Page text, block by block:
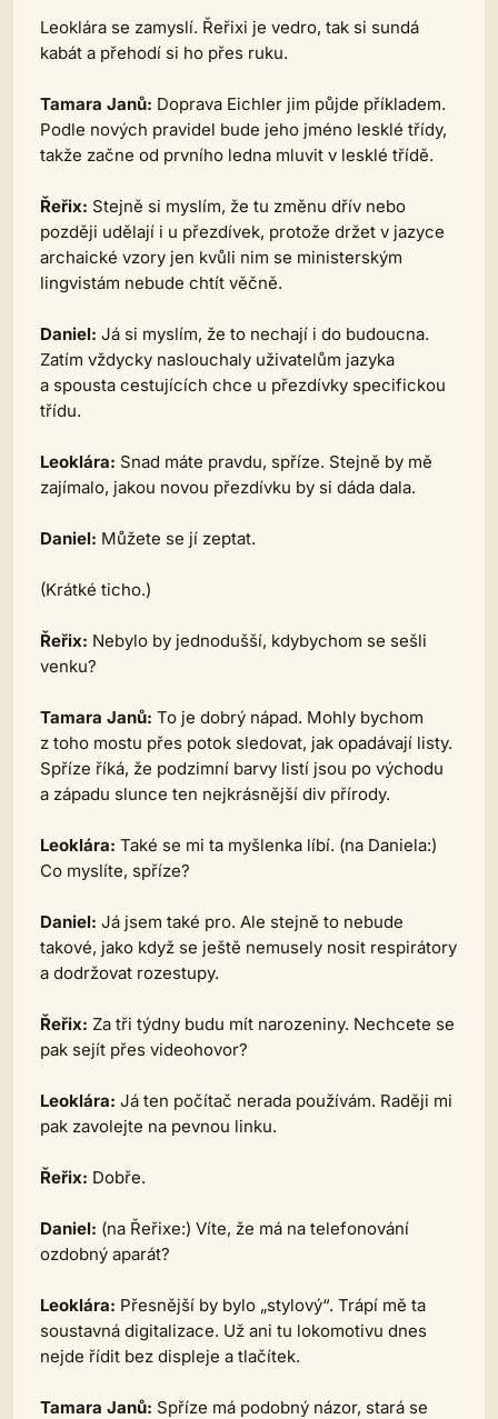
Leoklára se zamyslí. Řeřixi je vedro, tak si sundá
kabát a přehodí si ho přes ruku.
Tamara Janů: Doprava Eichler jim půjde příkladem.
Podle nových pravidel bude jeho jméno lesklé třídy,
takže začne od prvního ledna mluvit v lesklé třídě.
Řeřix: Stejně si myslím, že tu změnu dřív nebo
později udělají i u přezdívek, protože držet v jazyce
archaické vzory jen kvůli nim se ministerským
lingvistám nebude chtít věčně.
Daniel: Já si myslím, že to nechají i do budoucna.
Zatím vždycky naslouchaly uživatelům jazyka
a spousta cestujících chce u přezdívky specifickou
třídu.
Leoklára: Snad máte pravdu, spříze. Stejně by mě
zajímalo, jakou novou přezdívku by si dáda dala.
Daniel: Můžete se jí zeptat.
(Krátké ticho.)
Řeřix: Nebylo by jednodušší, kdybychom se sešli
venku?
Tamara Janů: To je dobrý nápad. Mohly bychom
z toho mostu přes potok sledovat, jak opadávají listy.
Spříze říká, že podzimní barvy listí jsou po východu
a západu slunce ten nejkrásnější div přírody.
Leoklára: Také se mi ta myšlenka líbí. (na Daniela:)
Co myslíte, spříze?
Daniel: Já jsem také pro. Ale stejně to nebude
takové, jako když se ještě nemusely nosit respirátory
a dodržovat rozestupy.
Řeřix: Za tři týdny budu mít narozeniny. Nechcete se
pak sejít přes videohovor?
Leoklára: Já ten počítač nerada používám. Raději mi
pak zavolejte na pevnou linku.
Řeřix: Dobře.
Daniel: (na Řeřixe:) Víte, že má na telefonování
ozdobný aparát?
Leoklára: Přesnější by bylo „stylový“. Trápí mě ta
soustavná digitalizace. Už ani tu lokomotivu dnes
nejde řídit bez displeje a tlačítek.
Tamara Janů: Spříze má podobný názor, stará se